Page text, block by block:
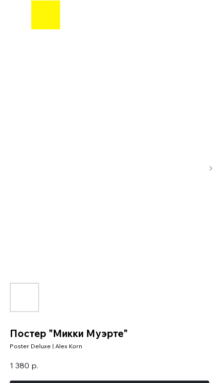
Постер "Микки Муэрте"
Poster Deluxe | Alex Korn
1 380 р.